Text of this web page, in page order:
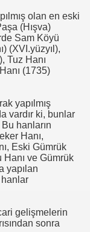
olan en eski
(Hışva)
Sam Köyü
(XVI.yüzyıl),
Tuz Hanı
(1735)
yapılmış
vardır ki, bunlar
hanların
Hanı,
Eski Gümrük
Hanı ve Gümrük
yapılan
hanlar
gelişmelerin
sonra